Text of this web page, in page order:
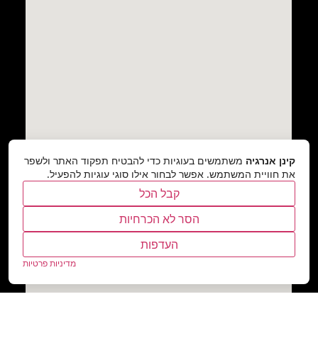
קינן אנרגיה משתמשים בעוגיות כדי להבטיח תפקוד האתר ולשפר
את חוויית המשתמש. אפשר לבחור אילו סוגי עוגיות להפעיל.
קבל הכל
הסר לא הכרחיות
העדפות
מדיניות פרטיות